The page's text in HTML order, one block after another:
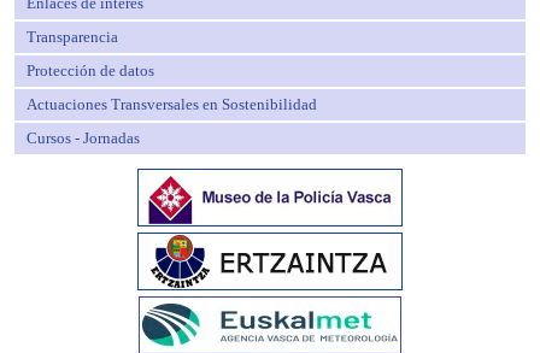
Transparencia
Protección de datos
Actuaciones Transversales en Sostenibilidad
Cursos - Jornadas